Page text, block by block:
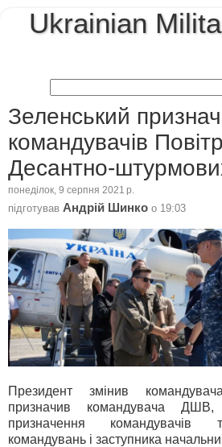
Ukrainian
Зеленський
командувачів
Десантно-
понеділок, 9 серпня 2021 р.
підготував Андрій Шинко о 19:03
Президент змінив
призначив командувача
призначення командувачів
командувань і заступника